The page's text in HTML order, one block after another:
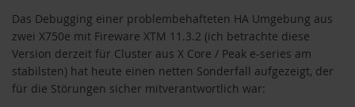
Das Debugging einer problembehafteten HA Umgebung aus
zwei X750e mit Fireware XTM 11.3.2 (ich betrachte diese
Version derzeit für Cluster aus X Core / Peak e-series am
stabilsten) hat heute einen netten Sonderfall aufgezeigt, der
für die Störungen sicher mitverantwortlich war: